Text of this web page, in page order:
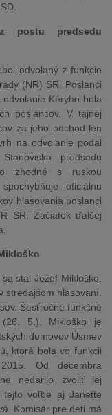
postu predsedu
odvolaný z funkcie
(NR) SR. Poslanci
Kéryho bola
poslancov. V tajnej
za jeho odchod len
na odvolanie podal
predsedu
zhodné s ruskou
oficiálnu
hlasovania poslanci
SR. Začiatok ďalšej
stal Jozef Mikloško.
stredajšom hlasovaní.
Šesťročné funkčné
5.). Mikloško je
domovov Úsmev
ktorá bola vo funkcii
Od decembra
nedarilo zvoliť jej
tejto voľbe aj Janette
Komisár pre deti má